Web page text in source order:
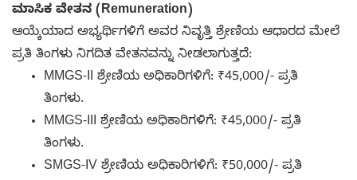
ಮಾಸಿಕ ವೇತನ (Remuneration)
ಆಯ್ಕೆಯಾದ ಅಭ್ಯರ್ಥಿಗಳಿಗೆ ಅವರ ನಿವೃತ್ತಿ ಶ್ರೇಣಿಯ ಆಧಾರದ ಮೇಲೆ
ಪ್ರತಿ ತಿಂಗಳು ನಿಗದಿತ ವೇತನವನ್ನು ನೀಡಲಾಗುತ್ತದೆ:
MMGS-II ಶ್ರೇಣಿಯ ಅಧಿಕಾರಿಗಳಿಗೆ: ₹45,000/- ಪ್ರತಿ
ತಿಂಗಳು.
MMGS-III ಶ್ರೇಣಿಯ ಅಧಿಕಾರಿಗಳಿಗೆ: ₹45,000/- ಪ್ರತಿ
ತಿಂಗಳು.
SMGS-IV ಶ್ರೇಣಿಯ ಅಧಿಕಾರಿಗಳಿಗೆ: ₹50,000/- ಪ್ರತಿ